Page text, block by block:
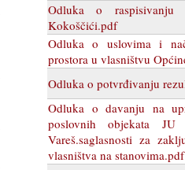
Odluka o
Kokoščići.pdf
Odluka o uslovima i
prostora u vlasništvu
Odluka o potvrđivanju
Odluka o davanju na
poslovnih objekata
Vareš.saglasnosti za
vlasništva na stanovima.pdf